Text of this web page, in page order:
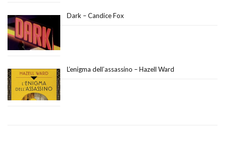
Dark – Candice Fox
L’enigma dell’assassino – Hazell Ward